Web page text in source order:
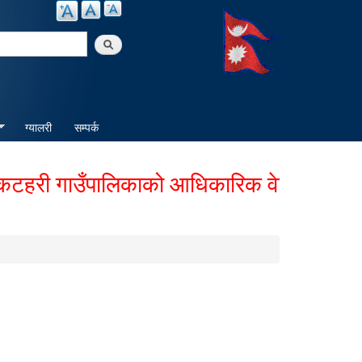
ग्यालरी सम्पर्क
गाउँपालिकाको आधिकारिक वेबसाईटमा